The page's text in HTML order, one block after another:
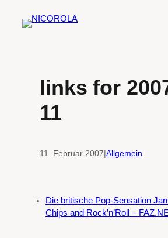
Inhalt
links for
11
11. Februar 2007|Allgemein
Die britische Pop-Sensation
Chips and Rock’n’Roll –